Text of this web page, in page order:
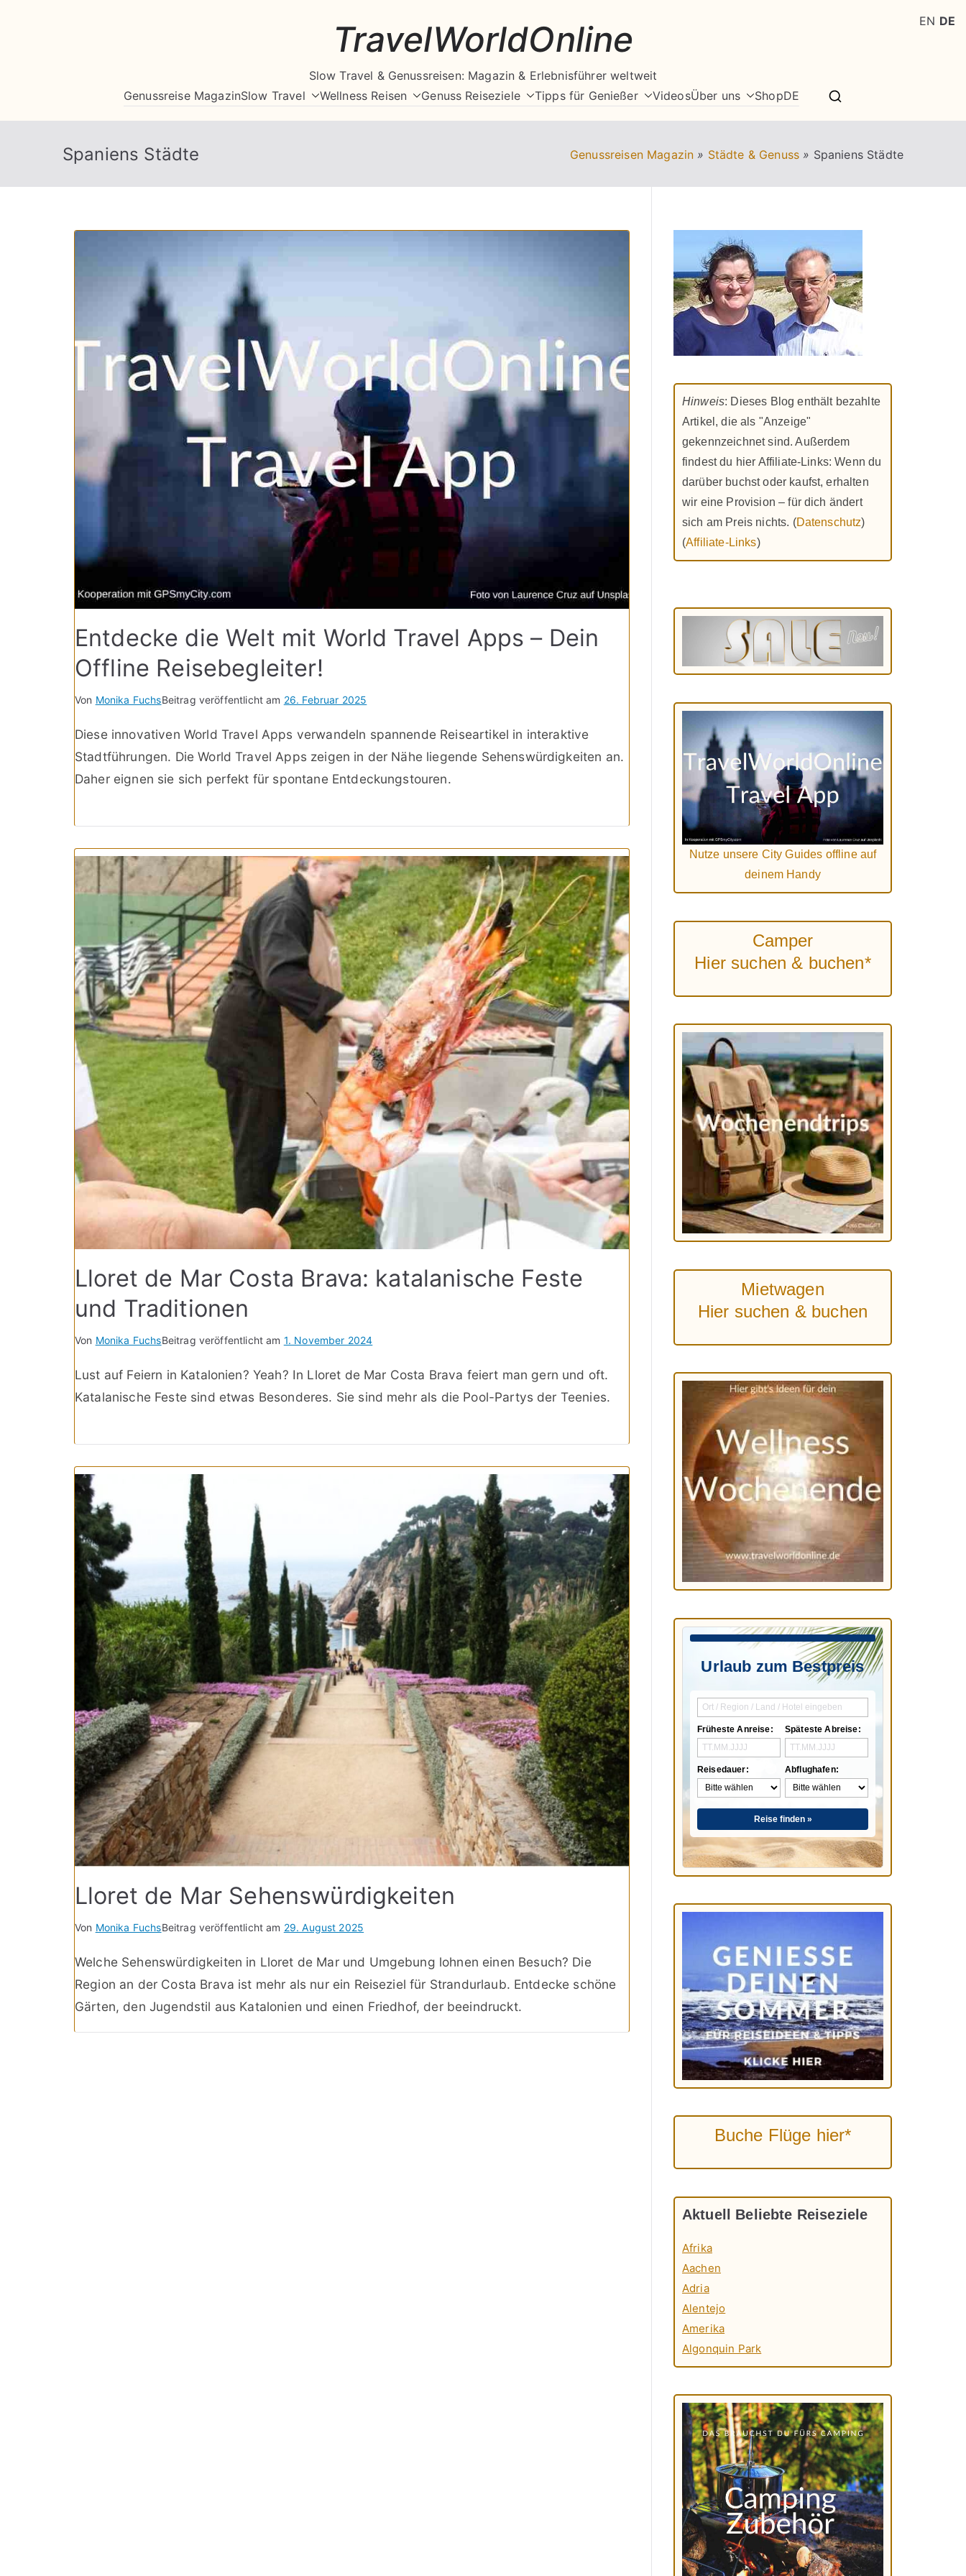
TravelWorldOnline
Slow Travel & Genussreisen: Magazin & Erlebnisführer weltweit
Genussreise MagazinSlow Travel Wellness Reisen Genuss Reiseziele Tipps für Genießer VideosÜber uns ShopDE
Spaniens Städte Genussreisen Magazin » Städte & Genuss » Spaniens Städte
Entdecke die Welt mit World Travel Apps – Dein
Offline Reisebegleiter!
Von Monika FuchsBeitrag veröffentlicht am 26. Februar 2025
Diese innovativen World Travel Apps verwandeln spannende Reiseartikel in interaktive
Stadtführungen. Die World Travel Apps zeigen in der Nähe liegende Sehenswürdigkeiten an.
Daher eignen sie sich perfekt für spontane Entdeckungstouren.
Lloret de Mar Costa Brava: katalanische Feste
und Traditionen
Von Monika FuchsBeitrag veröffentlicht am 1. November 2024
Lust auf Feiern in Katalonien? Yeah? In Lloret de Mar Costa Brava feiert man gern und oft.
Katalanische Feste sind etwas Besonderes. Sie sind mehr als die Pool-Partys der Teenies.
Lloret de Mar Sehenswürdigkeiten
Von Monika FuchsBeitrag veröffentlicht am 29. August 2025
Welche Sehenswürdigkeiten in Lloret de Mar und Umgebung lohnen einen Besuch? Die
Region an der Costa Brava ist mehr als nur ein Reiseziel für Strandurlaub. Entdecke schöne
Gärten, den Jugendstil aus Katalonien und einen Friedhof, der beeindruckt.
Hinweis: Dieses Blog enthält bezahlte
Artikel, die als "Anzeige"
gekennzeichnet sind. Außerdem
findest du hier Affiliate-Links: Wenn du
darüber buchst oder kaufst, erhalten
wir eine Provision – für dich ändert
sich am Preis nichts. (Datenschutz)
(Affiliate-Links)
Nutze unsere City Guides offline auf
deinem Handy
Camper
Hier suchen & buchen*
Mietwagen
Hier suchen & buchen
Urlaub zum Bestpreis
Früheste Anreise:
Reisedauer:
Späteste Abreise:
Abflughafen:
Reise finden »
Buche Flüge hier*
Aktuell Beliebte Reiseziele
Afrika
Aachen
Adria
Alentejo
Amerika
Algonquin Park
EN DE